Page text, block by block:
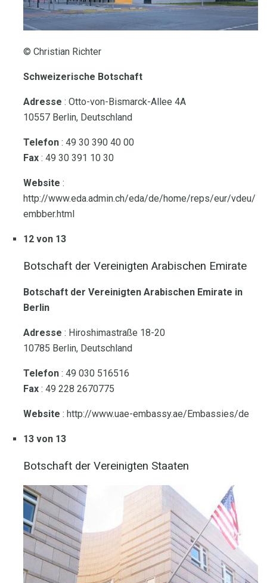
© Christian Richter
Schweizerische Botschaft
Adresse : Otto-von-Bismarck-Allee 4A
10557 Berlin, Deutschland
Telefon : 49 30 390 40 00
Fax : 49 30 391 10 30
Website :
http://www.eda.admin.ch/eda/de/home/reps/eur/vdeu/
embber.html
12 von 13
Botschaft der Vereinigten Arabischen Emirate
Botschaft der Vereinigten Arabischen Emirate in
Berlin
Adresse : Hiroshimastraße 18-20
10785 Berlin, Deutschland
Telefon : 49 030 516516
Fax : 49 228 2670775
Website : http://www.uae-embassy.ae/Embassies/de
13 von 13
Botschaft der Vereinigten Staaten